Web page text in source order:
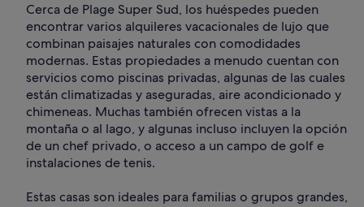
Cerca de Plage Super Sud, los huéspedes pueden
encontrar varios alquileres vacacionales de lujo que
combinan paisajes naturales con comodidades
modernas. Estas propiedades a menudo cuentan con
servicios como piscinas privadas, algunas de las cuales
están climatizadas y aseguradas, aire acondicionado y
chimeneas. Muchas también ofrecen vistas a la
montaña o al lago, y algunas incluso incluyen la opción
de un chef privado, o acceso a un campo de golf e
instalaciones de tenis.
Estas casas son ideales para familias o grupos grandes,